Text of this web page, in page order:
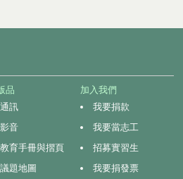
品
通訊
影音
教育手冊與摺頁
議題地圖
加入我們
我要捐款
我要當志工
招募實習生
我要捐發票